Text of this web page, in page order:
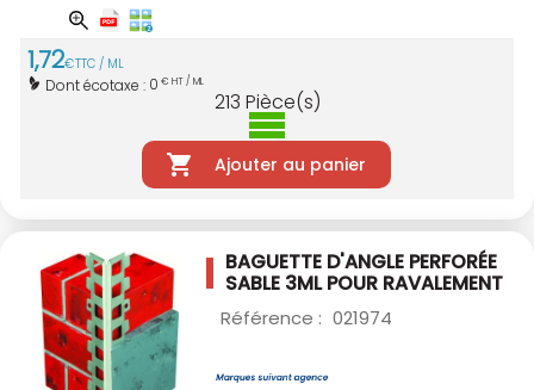
1,72€TTC / ML
Dont écotaxe : 0 € HT / ML
213 Pièce(s)
Ajouter au panier
BAGUETTE D'ANGLE PERFORÉE
SABLE 3MLPOUR RAVALEMENT
Référence : 021974